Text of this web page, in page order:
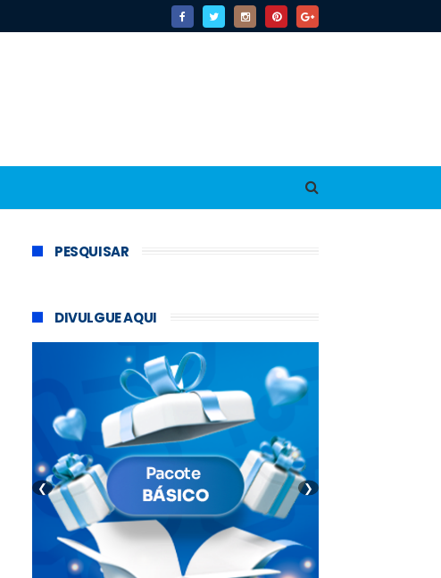
PESQUISAR
DIVULGUE AQUI
❮ ❯